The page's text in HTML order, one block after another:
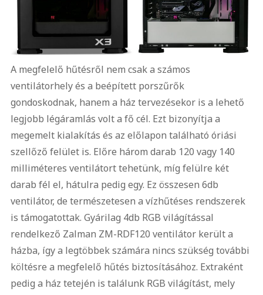
A megfelelő hűtésről nem csak a számos
ventilátorhely és a beépített porszűrők
gondoskodnak, hanem a ház tervezésekor is a lehető
legjobb légáramlás volt a fő cél. Ezt bizonyítja a
megemelt kialakítás és az előlapon található óriási
szellőző felület is. Előre három darab 120 vagy 140
milliméteres ventilátort tehetünk, míg felülre két
darab fél el, hátulra pedig egy. Ez összesen 6db
ventilátor, de természetesen a vízhűtéses rendszerek
is támogatottak. Gyárilag 4db RGB világítással
rendelkező Zalman ZM-RDF120 ventilátor került a
házba, így a legtöbbek számára nincs szükség további
költésre a megfelelő hűtés biztosításához. Extraként
pedig a ház tetején is találunk RGB világítást, mely